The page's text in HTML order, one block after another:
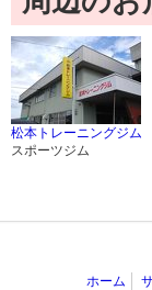
松本トレーニングジム
スポーツジム
ホーム